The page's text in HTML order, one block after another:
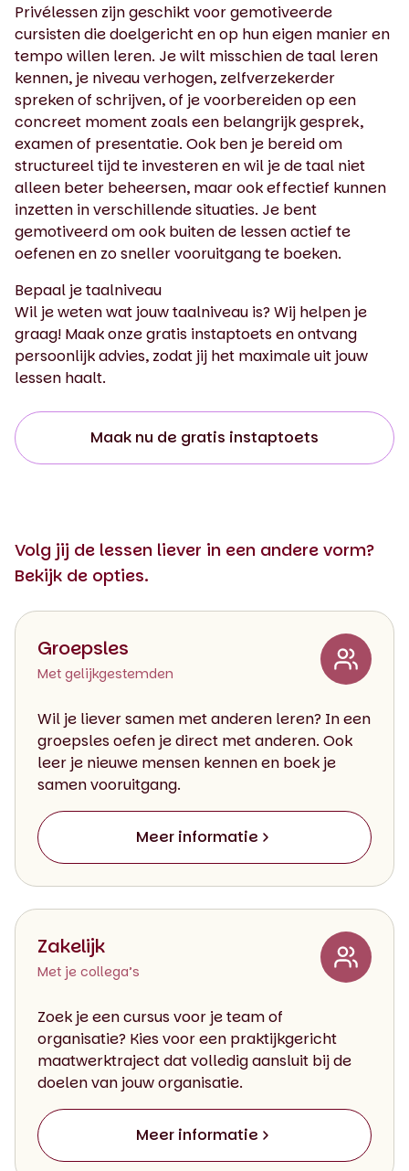
Privélessen zijn geschikt voor gemotiveerde
cursisten die doelgericht en op hun eigen manier en
tempo willen leren. Je wilt misschien de taal leren
kennen, je niveau verhogen, zelfverzekerder
spreken of schrijven, of je voorbereiden op een
concreet moment zoals een belangrijk gesprek,
examen of presentatie. Ook ben je bereid om
structureel tijd te investeren en wil je de taal niet
alleen beter beheersen, maar ook effectief kunnen
inzetten in verschillende situaties. Je bent
gemotiveerd om ook buiten de lessen actief te
oefenen en zo sneller vooruitgang te boeken.
Bepaal je taalniveau
Wil je weten wat jouw taalniveau is? Wij helpen je
graag! Maak onze gratis instaptoets en ontvang
persoonlijk advies, zodat jij het maximale uit jouw
lessen haalt.
Maak nu de gratis instaptoets
Volg jij de lessen liever in een andere vorm?
Bekijk de opties.
Groepsles
Met gelijkgestemden
Wil je liever samen met anderen leren? In een
groepsles oefen je direct met anderen. Ook
leer je nieuwe mensen kennen en boek je
samen vooruitgang.
Meer informatie
Zakelijk
Met je collega’s
Zoek je een cursus voor je team of
organisatie? Kies voor een praktijkgericht
maatwerktraject dat volledig aansluit bij de
doelen van jouw organisatie.
Meer informatie